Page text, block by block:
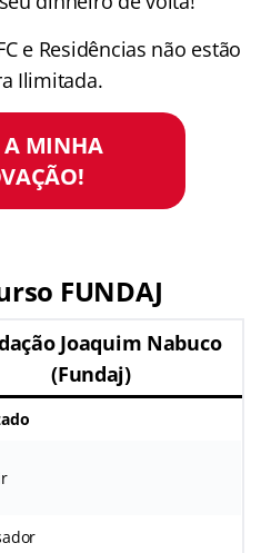
e Residências não estão
Ilimitada.
A MINHA
FUNDAJ
Joaquim Nabuco
(Fundaj)